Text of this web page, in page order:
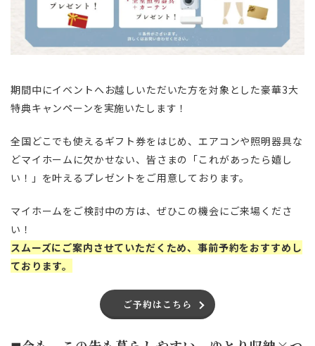
期間中にイベントへお越しいただいた方を対象とした豪華3大
特典キャンペーンを実施いたします！
全国どこでも使えるギフト券をはじめ、エアコンや照明器具な
どマイホームに欠かせない、皆さまの「これがあったら嬉し
い！」を叶えるプレゼントをご用意しております。
マイホームをご検討中の方は、ぜひこの機会にご来場くださ
い！
スムーズにご案内させていただくため、事前予約をおすすめし
ております。
ご予約はこちら